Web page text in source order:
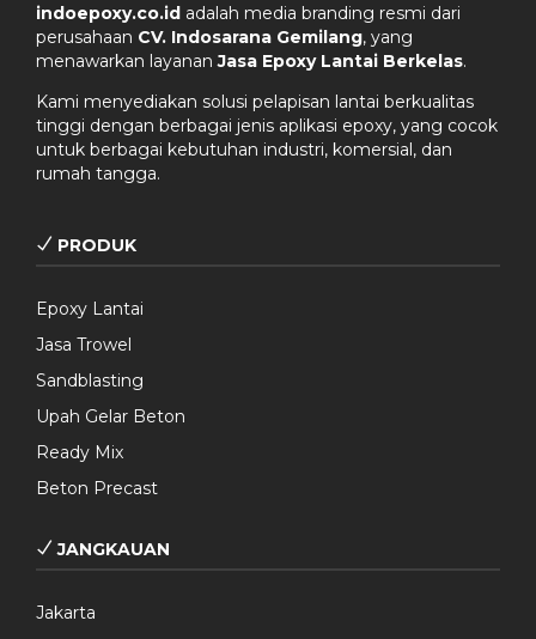
indoepoxy.co.id adalah media branding resmi dari
perusahaan CV. Indosarana Gemilang, yang
menawarkan layananJasa Epoxy Lantai Berkelas.
Kami menyediakan solusi pelapisan lantai berkualitas
tinggi dengan berbagai jenis aplikasi epoxy, yang cocok
untuk berbagai kebutuhan industri, komersial, dan
rumah tangga.
PRODUK
Epoxy Lantai
Jasa Trowel
Sandblasting
Upah Gelar Beton
Ready Mix
Beton Precast
JANGKAUAN
Jakarta